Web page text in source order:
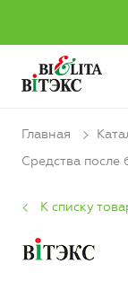
Главная
Средства после
К списку